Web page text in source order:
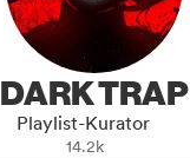
DARK TRAP
Playlist-Kurator
14.2k